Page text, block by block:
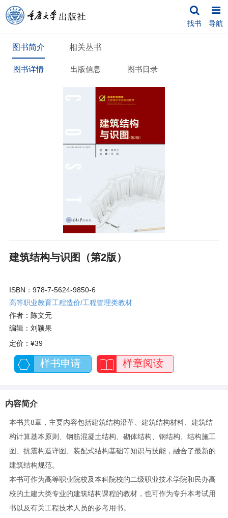
找书 导航
图书简介 相关丛书
图书详情 出版信息 图书目录
建筑结构与识图（第2版）
ISBN：978-7-5624-9850-6
高等职业教育工程造价/工程管理类教材
作者：陈文元
编辑：刘颖果
定价： ¥39
样书申请 样章阅读
内容简介
本书共8章，主要内容包括建筑结构沿革、建筑结构材料、建筑结
构计算基本原则、钢筋混凝土结构、砌体结构、钢结构、结构施工
图、抗震构造详图、装配式结构基础等知识与技能，融合了最新的
建筑结构规范。
本书可作为高等职业院校及本科院校的二级职业技术学院和民办高
校的土建大类专业的建筑结构课程的教材，也可作为专升本考试用
书以及有关工程技术人员的参考用书。